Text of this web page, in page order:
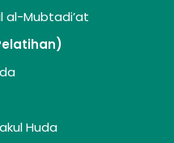
al-Mubtadi’at
Huda